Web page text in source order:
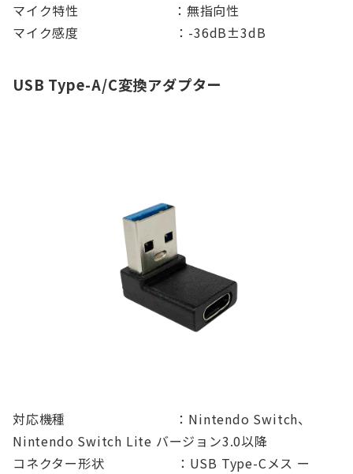
マイク特性 ：無指向性
マイク感度 ：-36dB±3dB
USB Type-A/C変換アダプター
対応機種 ：Nintendo Switch、
Nintendo Switch Lite バージョン3.0以降
コネクター形状 ：USB Type-Cメス ー